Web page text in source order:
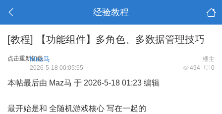
经验教程
[教程] 【功能组件】多角色、多数据管理技巧
点击重新加载 楼主
Maz马
494 0
2026-5-18 00:05:55
本帖最后由 Maz马 于 2026-5-18 01:23 编辑
最开始是和 全随机游戏核心 写在一起的